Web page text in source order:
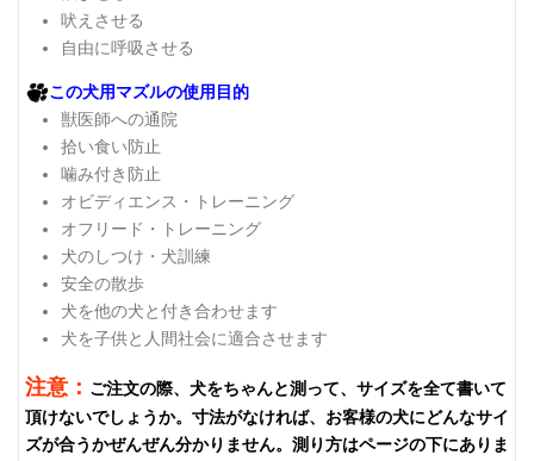
吠えさせる
自由に呼吸させる
この犬用マズルの使用目的
獣医師への通院
拾い食い防止
噛み付き防止
オビディエンス・トレーニング
オフリード・トレーニング
犬のしつけ・犬訓練
安全の散歩
犬を他の犬と付き合わせます
犬を子供と人間社会に適合させます
注意： ご注文の際、犬をちゃんと測って、サイズを全て書いて
頂けないでしょうか。寸法がなければ、お客様の犬にどんなサイ
ズが合うかぜんぜん分かりません。測り方はページの下にありま